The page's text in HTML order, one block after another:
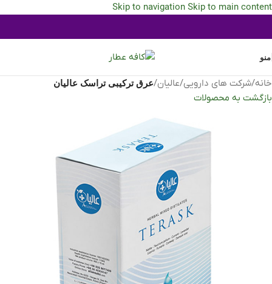
Skip to navigation Skip to main content
منو
خانه/شرکت های دارویی/عالیان/عرق ترکیبی تراسک عالیان
بازگشت به محصولات